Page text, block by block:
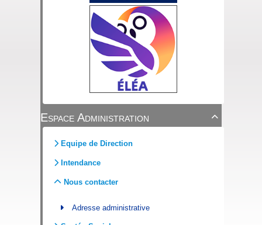

Espace Administration
Equipe de Direction
Intendance
Nous contacter
Adresse administrative